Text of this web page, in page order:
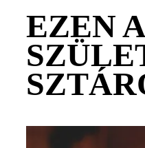
EZEN